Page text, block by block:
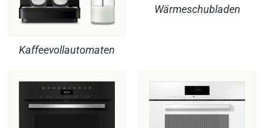
Kaffeevollautomaten
Wärmeschubladen